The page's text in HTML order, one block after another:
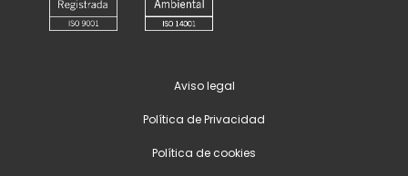
Aviso legal
Política de Privacidad
Política de cookies